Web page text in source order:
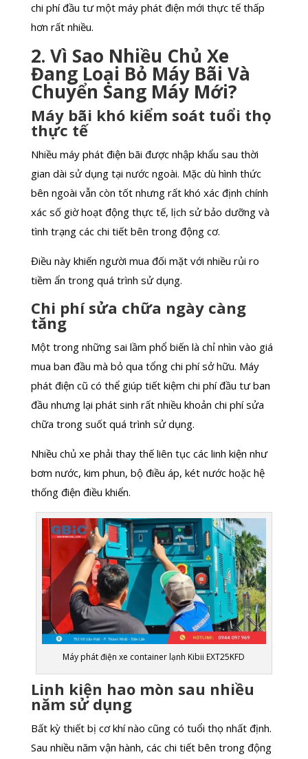
chi phí đầu tư một máy phát điện mới thực tế thấp
hơn rất nhiều.
2. Vì Sao Nhiều Chủ Xe
Đang Loại Bỏ Máy Bãi Và
Chuyển Sang Máy Mới?
Máy bãi khó kiểm soát tuổi thọ
thực tế
Nhiều máy phát điện bãi được nhập khẩu sau thời
gian dài sử dụng tại nước ngoài. Mặc dù hình thức
bên ngoài vẫn còn tốt nhưng rất khó xác định chính
xác số giờ hoạt động thực tế, lịch sử bảo dưỡng và
tình trạng các chi tiết bên trong động cơ.
Điều này khiến người mua đối mặt với nhiều rủi ro
tiềm ẩn trong quá trình sử dụng.
Chi phí sửa chữa ngày càng
tăng
Một trong những sai lầm phổ biến là chỉ nhìn vào giá
mua ban đầu mà bỏ qua tổng chi phí sở hữu. Máy
phát điện cũ có thể giúp tiết kiệm chi phí đầu tư ban
đầu nhưng lại phát sinh rất nhiều khoản chi phí sửa
chữa trong suốt quá trình sử dụng.
Nhiều chủ xe phải thay thế liên tục các linh kiện như
bơm nước, kim phun, bộ điều áp, két nước hoặc hệ
thống điện điều khiển.
Máy phát điện xe container lạnh Kibii EXT25KFD
Linh kiện hao mòn sau nhiều
năm sử dụng
Bất kỳ thiết bị cơ khí nào cũng có tuổi thọ nhất định.
Sau nhiều năm vận hành, các chi tiết bên trong động